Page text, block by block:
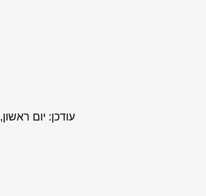
עודכן: יום ראשון, 23.8.2020 | נדלנטים